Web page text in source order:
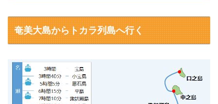
奄美大島からトカラ列島へ行く